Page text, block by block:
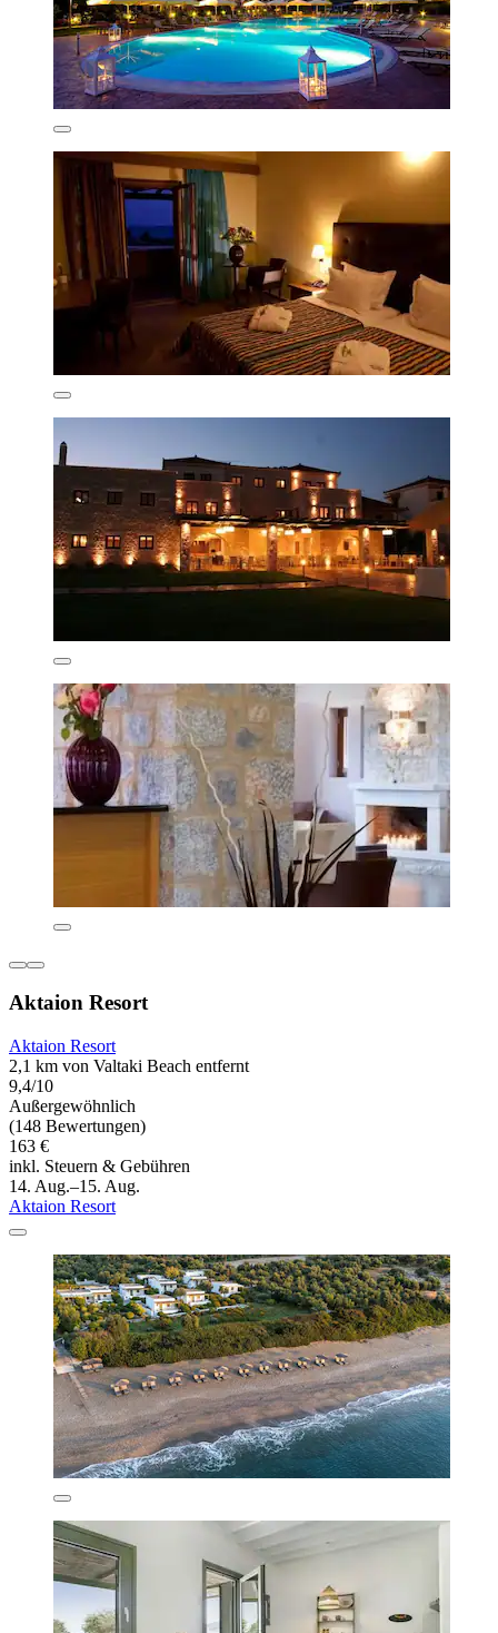
Aktaion Resort
Aktaion Resort
2,1 km von Valtaki Beach entfernt
9,4/10
Außergewöhnlich
(148 Bewertungen)
163 €
inkl. Steuern & Gebühren
14. Aug.–15. Aug.
Aktaion Resort